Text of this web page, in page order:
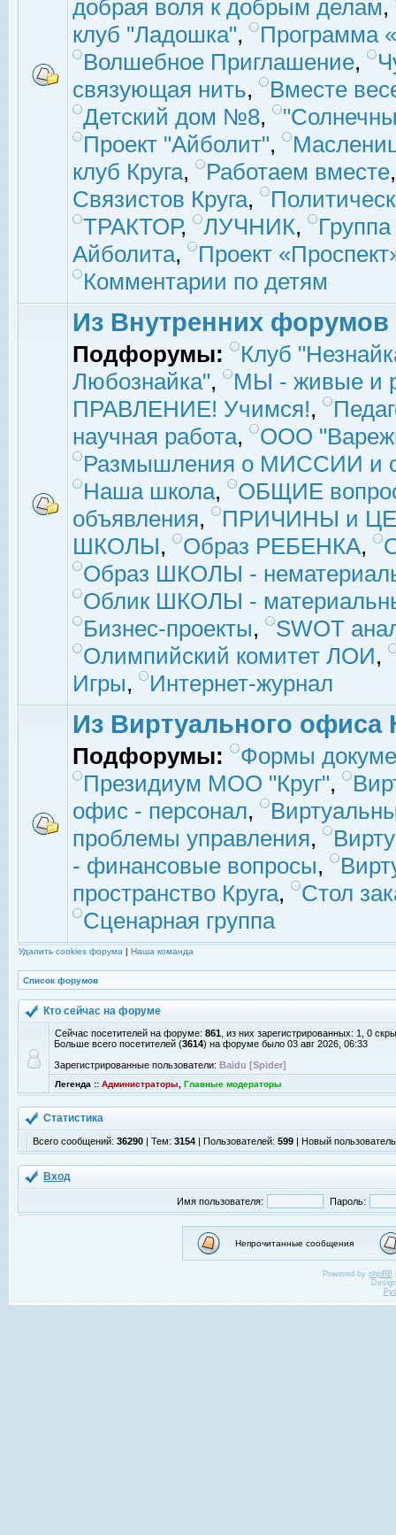
добрая воля к добрым делам,
клуб "Ладошка",
Программа
Волшебное Приглашение,
связующая нить,
Вместе
Детский дом №8,
Проект "Айболит",
клуб Круга, Работаем вместе
Связистов Круга,
ТРАКТОР, ЛУЧНИК,
Айболита,
Проект
Комментарии по детям
Из Внутренних форумов
Подфорумы:
Клуб
Любознайка",
МЫ - живые и
ПРАВЛЕНИЕ! Учимся!,
научная работа,
ООО
Размышления о МИССИИ и
Наша школа,
ОБЩИЕ
объявления,
ПРИЧИНЫ и
ШКОЛЫ, Образ РЕБЕНКА,
Образ ШКОЛЫ -
Облик ШКОЛЫ -
Бизнес-проекты,
SWOT
Олимпийский комитет ЛОИ,
Игры, Интернет-журнал
Из Виртуального офиса
Подфорумы:
Формы
Президиум МОО "Круг",
офис - персонал,
проблемы управления,
- финансовые вопросы,
пространство Круга,
Стол
Сценарная группа
Удалить cookies форума | Наша команда
Список форумов
Кто сейчас на форуме
Сейчас посетителей на форуме: 861 , из них зарегистрированных: 1, 0
Больше всего посетителей (3614) на форуме было 03 авг 2026, 06:33
Зарегистрированные пользователи: Baidu [Spider]
Легенда :: Администраторы Главные модераторы
Статистика
Всего сообщений: 36290 | Тем: 3154 | Пользователей: 599 | Новый
Вход
Имя пользователя: Пароль:
Непрочитанные сообщения
Powered by phpBB